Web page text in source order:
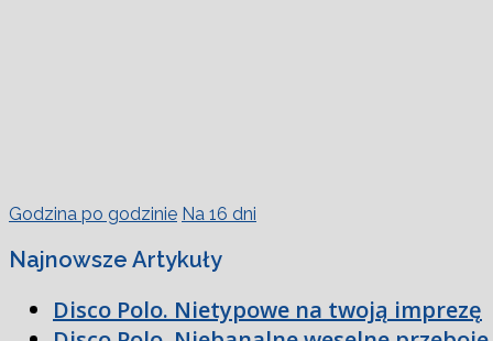
Godzina po godzinie Na 16 dni
Najnowsze Artykuły
Disco Polo. Nietypowe na twoją imprezę